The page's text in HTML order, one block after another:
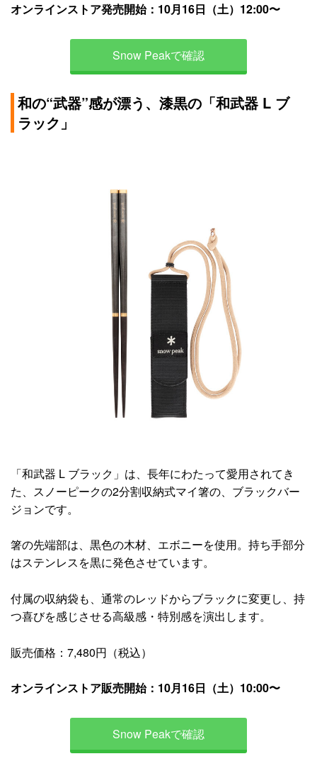
オンラインストア発売開始：10月16日（土）12:00〜
Snow Peakで確認
和の“武器”感が漂う、漆黒の「和武器 L ブ
ラック」
「和武器 L ブラック」は、長年にわたって愛用されてき
た、スノーピークの2分割収納式マイ箸の、ブラックバー
ジョンです。
箸の先端部は、黒色の木材、エボニーを使用。持ち手部分
はステンレスを黒に発色させています。
付属の収納袋も、通常のレッドからブラックに変更し、持
つ喜びを感じさせる高級感・特別感を演出します。
販売価格：7,480円（税込）
オンラインストア販売開始：10月16日（土）10:00〜
Snow Peakで確認